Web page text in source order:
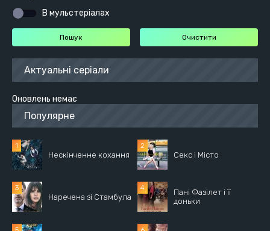
В мульстеріалах
Актуальні серіали
Оновлень немає
Популярне
Нескінченне кохання Секс і Місто
Наречена зі Стамбула
Пані Фазілет і її
доньки